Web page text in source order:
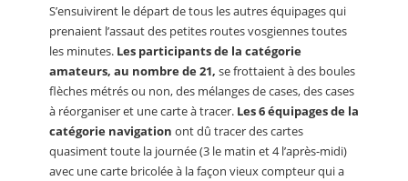
S’ensuivirent le départ de tous les autres équipages qui
prenaient l’assaut des petites routes vosgiennes toutes
les minutes. Les participants de la catégorie
amateurs, au nombre de 21, se frottaient à des boules
flèches métrés ou non, des mélanges de cases, des cases
à réorganiser et une carte à tracer. Les 6 équipages de la
catégorie navigation ont dû tracer des cartes
quasiment toute la journée (3 le matin et 4 l’après-midi)
avec une carte bricolée à la façon vieux compteur qui a